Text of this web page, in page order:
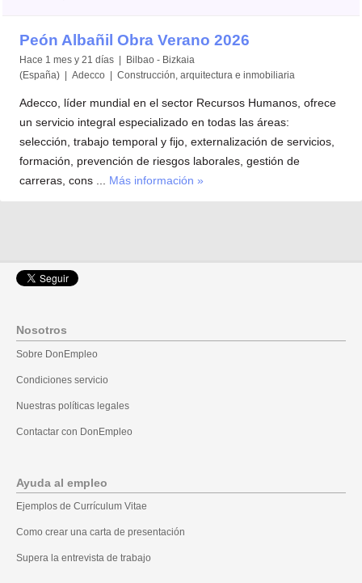
Peón Albañil Obra Verano 2026
Hace 1 mes y 21 días | Bilbao - Bizkaia
(España) | Adecco | Construcción, arquitectura e inmobiliaria
Adecco, líder mundial en el sector Recursos Humanos, ofrece
un servicio integral especializado en todas las áreas:
selección, trabajo temporal y fijo, externalización de servicios,
formación, prevención de riesgos laborales, gestión de
carreras, cons ... Más información »
Nosotros
Sobre DonEmpleo
Condiciones servicio
Nuestras políticas legales
Contactar con DonEmpleo
Ayuda al empleo
Ejemplos de Currículum Vitae
Como crear una carta de presentación
Supera la entrevista de trabajo